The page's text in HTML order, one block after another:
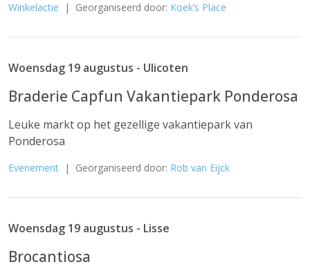
Winkelactie | Georganiseerd door: Koek’s Place
Woensdag 19 augustus - Ulicoten
Braderie Capfun Vakantiepark Ponderosa
Leuke markt op het gezellige vakantiepark van
Ponderosa
Evenement | Georganiseerd door: Rob van Eijck
Woensdag 19 augustus - Lisse
Brocantiosa